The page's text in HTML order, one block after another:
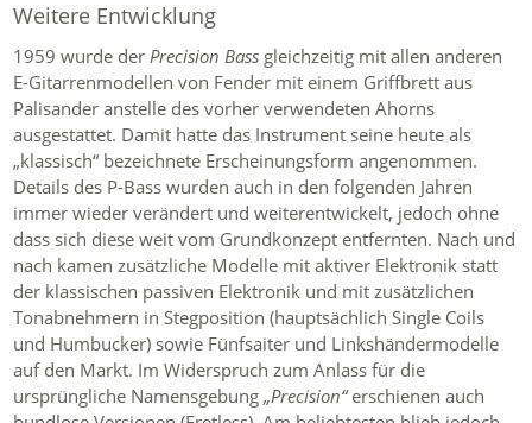
Weitere Entwicklung
1959 wurde der Precision Bass gleichzeitig mit allen anderen
E-Gitarrenmodellen von Fender mit einem Griffbrett aus
Palisander anstelle des vorher verwendeten Ahorns
ausgestattet. Damit hatte das Instrument seine heute als
„klassisch“ bezeichnete Erscheinungsform angenommen.
Details des P-Bass wurden auch in den folgenden Jahren
immer wieder verändert und weiterentwickelt, jedoch ohne
dass sich diese weit vom Grundkonzept entfernten. Nach und
nach kamen zusätzliche Modelle mit aktiver Elektronik statt
der klassischen passiven Elektronik und mit zusätzlichen
Tonabnehmern in Stegposition (hauptsächlich Single Coils
und Humbucker) sowie Fünfsaiter und Linkshändermodelle
auf den Markt. Im Widerspruch zum Anlass für die
ursprüngliche Namensgebung„Precision“erschienen auch